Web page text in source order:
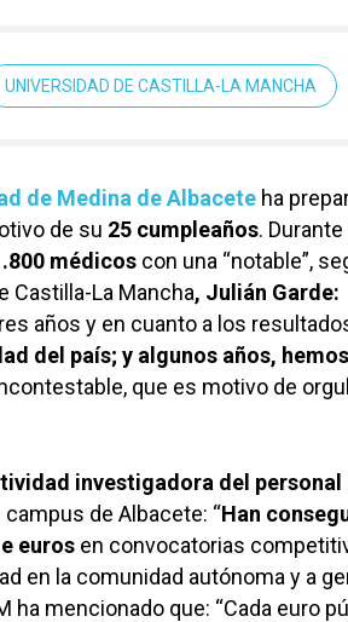
UNIVERSIDAD DE CASTILLA-LA MANCHA
de Medina de Albacete ha
de su 25 cumpleaños. Durante
médicos con una “notable”,
Castilla-La Mancha, Julián Garde:
años y en cuanto a los
del país; y algunos años,
que es motivo de
investigadora del personal
de Albacete: “Han
euros en convocatorias
en la comunidad autónoma y a
ha mencionado que: “Cada euro